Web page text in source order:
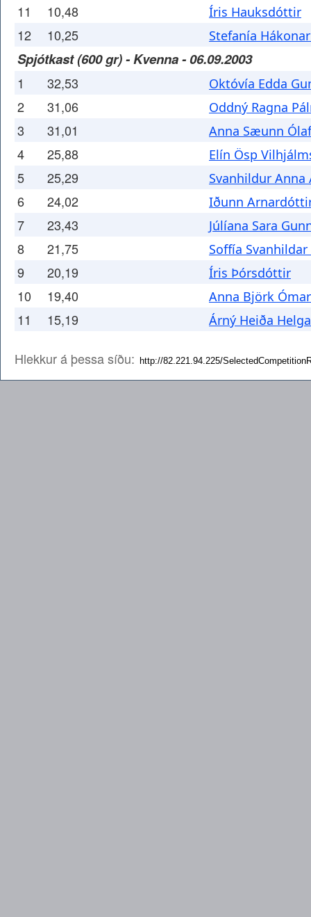
11 10,48 Íris Hauksdóttir
12 10,25 Stefanía
Spjótkast (600 gr) - Kvenna - 06.09.2003
1 32,53 Októvía Edda
2 31,06 Oddný Ragna
3 31,01 Anna Sæunn
4 25,88 Elín Ösp
5 25,29 Svanhildur
6 24,02 Iðunn
7 23,43 Júlíana Sara
8 21,75 Soffía
9 20,19 Íris Þórsdóttir
10 19,40 Anna Björk
11 15,19 Árný Heiða
Hlekkur á þessa síðu: